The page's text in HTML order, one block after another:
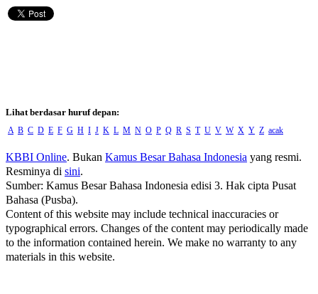
Lihat berdasar huruf depan:
A B C D E F G H I J K L M N O P Q R S T U V W X Y Z acak
KBBI Online. Bukan Kamus Besar Bahasa Indonesia yang resmi.
Resminya di sini.
Sumber: Kamus Besar Bahasa Indonesia edisi 3. Hak cipta Pusat
Bahasa (Pusba).
Content of this website may include technical inaccuracies or
typographical errors. Changes of the content may periodically made
to the information contained herein. We make no warranty to any
materials in this website.